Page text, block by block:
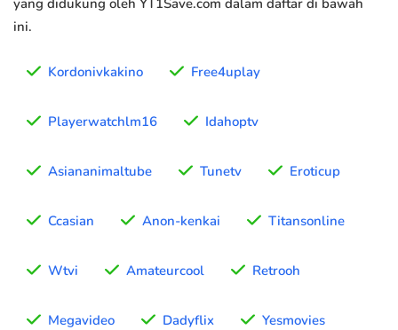
yang didukung oleh YT1Save.com dalam daftar di bawah
ini.
Kordonivkakino Free4uplay
Playerwatchlm16 Idahoptv
Asiananimaltube Tunetv Eroticup
Ccasian Anon-kenkai Titansonline
Wtvi Amateurcool Retrooh
Megavideo Dadyflix Yesmovies